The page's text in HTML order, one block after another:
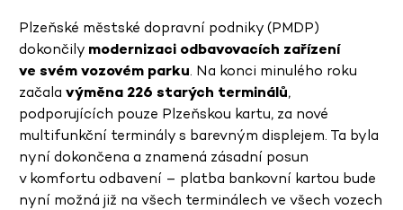
Plzeňské městské dopravní podniky (PMDP)
dokončily modernizaci odbavovacích zařízení
ve svém vozovém parku. Na konci minulého roku
začala výměna 226 starých terminálů,
podporujících pouze Plzeňskou kartu, za nové
multifunkční terminály s barevným displejem. Ta byla
nyní dokončena a znamená zásadní posun
v komfortu odbavení – platba bankovní kartou bude
nyní možná již na všech terminálech ve všech vozech